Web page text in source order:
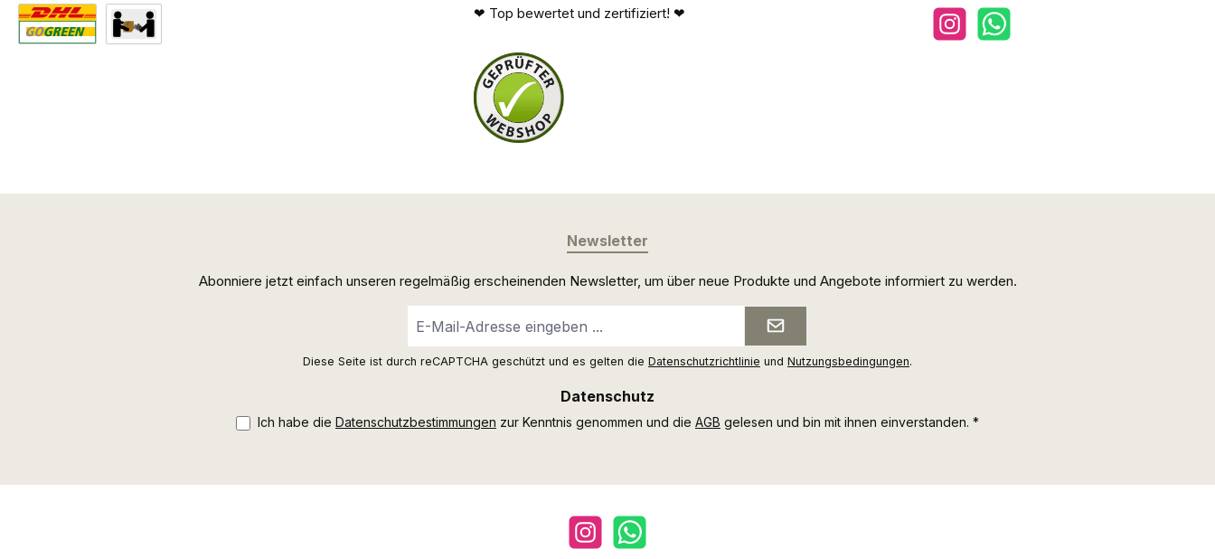
InstagramWhatsApp
❤ Top bewertet und zertifiziert! ❤
Newsletter
Abonniere jetzt einfach unseren regelmäßig erscheinenden Newsletter, um über neue Produkte und Angebote informiert zu werden.
Mail-
Diese Seite ist durch reCAPTCHA geschützt und es gelten die Datenschutzrichtlinie und Nutzungsbedingungen.
Datenschutz
Ich habe die Datenschutzbestimmungen zur Kenntnis genommen und die AGB gelesen und bin mit ihnen einverstanden. *
InstagramWhatsApp